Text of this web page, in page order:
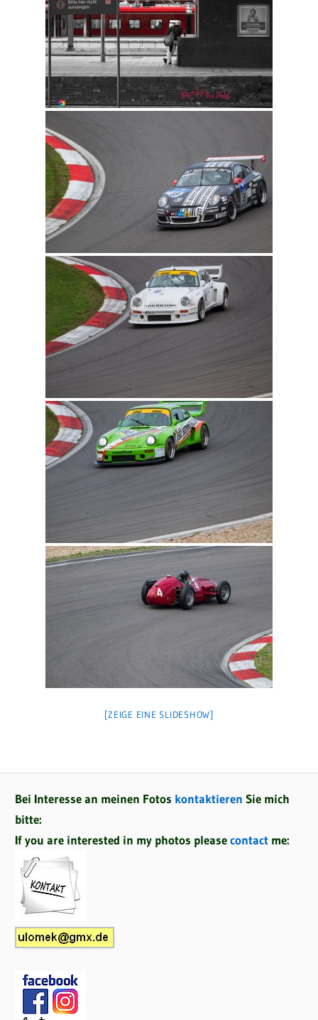
[ZEIGE EINE SLIDESHOW]
Bei Interesse an meinen Fotos kontaktieren Sie mich
bitte:
If you are interested in my photos pleasecontact me: